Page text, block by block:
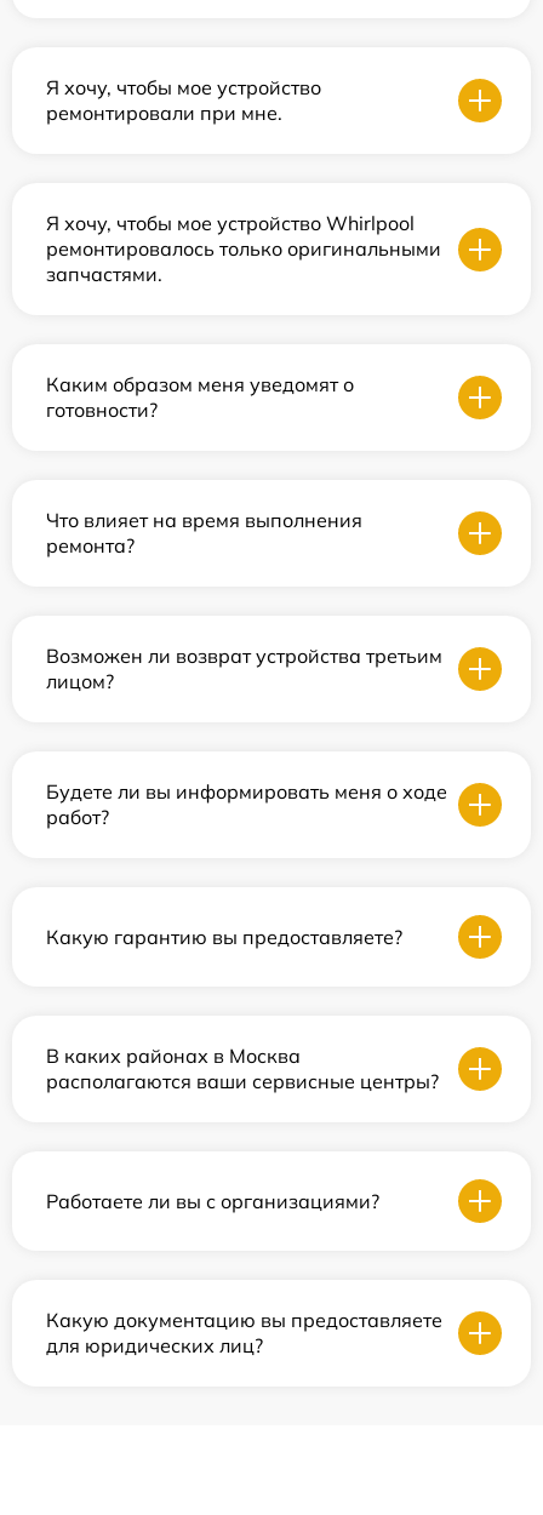
Я хочу, чтобы мое устройство
ремонтировали при мне.
Я хочу, чтобы мое устройство Whirlpool
ремонтировалось только оригинальными
запчастями.
Каким образом меня уведомят о
готовности?
Что влияет на время выполнения
ремонта?
Возможен ли возврат устройства третьим
лицом?
Будете ли вы информировать меня о ходе
работ?
Какую гарантию вы предоставляете?
В каких районах в Москва
располагаются ваши сервисные центры?
Работаете ли вы с организациями?
Какую документацию вы предоставляете
для юридических лиц?